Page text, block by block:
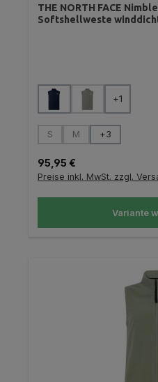
THE NORTH FACE
Softshellweste
Farbe auswählen
(Diese Option ist
+1
Größe auswählen
S
(Diese Option ist zurzeit
M
(Diese Option ist
+3
Regulärer Preis:
95,95 €
Preise inkl. MwSt. zzgl.
Variante